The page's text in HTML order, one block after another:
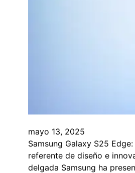
mayo 13, 2025
Samsung Galaxy S25
referente de diseño e
delgada Samsung ha